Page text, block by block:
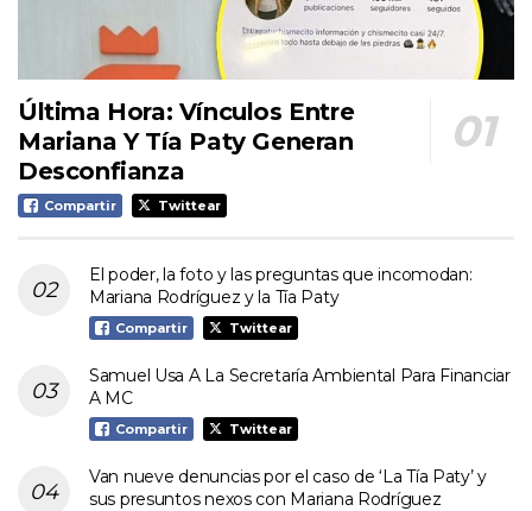
Última Hora: Vínculos Entre
Mariana Y Tía Paty Generan
Desconfianza
Compartir Twittear
El poder, la foto y las preguntas que incomodan:
Mariana Rodríguez y la Tía Paty
Compartir Twittear
Samuel Usa A La Secretaría Ambiental Para Financiar
A MC
Compartir Twittear
Van nueve denuncias por el caso de ‘La Tía Paty’ y
sus presuntos nexos con Mariana Rodríguez